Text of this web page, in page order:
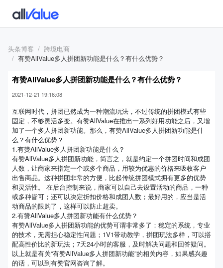
头条博客
跨境电商
有赞AllValue多人拼团新功能是什么？有什么优势？
有赞AllValue多人拼团新功能是什么？有什么优势？
2021-12-21 19:16:08
互联网时代，拼团已然成为一种潮流玩法，不过传统的拼团模式有些
固定，不够灵活多变。有赞AllValue在推出一系列好用功能之后，又增
加了一个多人拼团新功能。那么，有赞AllValue多人拼团新功能是什
么？有什么优势？
1.有赞AllValue多人拼团新功能是什么？
有赞AllValue多人拼团新功能，简言之，就是约定一个拼团时间和成团
人数，让商家来指定一个或多个商品，用较为优惠的价格来吸收客户
出售商品。这种拼团非常的方便，比起传统拼团模式拥有更多的优势
和灵活性。 在后台控制来说，商家可以自己去设置活动的商品，一种
或多种皆可；还可以决定折扣价格和成团人数；最好用的，应当是活
动商品的限购了，这样可以防止超卖。
2.有赞AllValue多人拼团新功能有什么优势？
有赞AllValue多人拼团新功能的优势可谓非常多了：稳定的系统，专业
的技术，无需担心稳定性问题；1V1带动教学，拼团玩法多样，可以搭
配高性价比的新玩法；7天24小时的客服，及时解决问题和回答疑问。
以上就是有关“有赞AllValue多人拼团新功能”的相关内容，如果感兴趣
的话，可以到有赞官网咨询了解。